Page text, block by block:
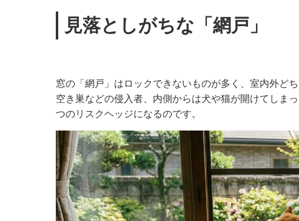
見落としがちな「網戸」
窓の「網戸」はロックできないものが多く、室内外ど
空き巣などの侵入者、内側からは犬や猫が開けてしま
つのリスクヘッジになるのです。